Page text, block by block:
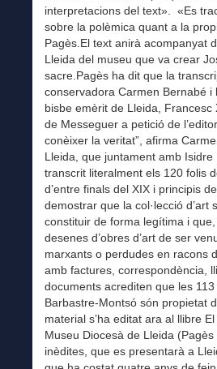
interpretacions del text». «Es
sobre la polèmica quant a la
Pagès.El text anirà acompanyat
Lleida del museu que va crear
sacre.Pagès ha dit que la
conservadora Carmen Bernabé i
bisbe emèrit de Lleida,
de Messeguer a petició de
conèixer la veritat”, afirma
Lleida, que juntament amb
transcrit literalment els 120 folis
d’entre finals del XIX i principis
demostrar que la col·lecció
constituir de forma legítima i
desenes d’obres d’art de ser
marxants o perdudes en racons
amb factures, correspondència,
documents acrediten que les
Barbastre-Montsó són propietat
material s’ha editat ara al llibre
Museu Diocesà de Lleida
inèdites, que es presentarà a